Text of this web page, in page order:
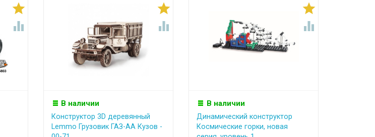




В наличии
Конструктор 3D деревянный
Lemmo Грузовик ГАЗ-АА Кузов -


В наличии
Динамический конструктор
Космические горки, новая